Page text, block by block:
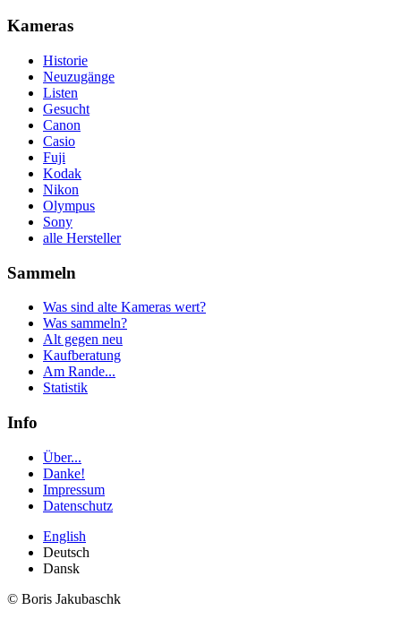
Kameras
Historie
Neuzugänge
Listen
Gesucht
Canon
Casio
Fuji
Kodak
Nikon
Olympus
Sony
alle Hersteller
Sammeln
Was sind alte Kameras wert?
Was sammeln?
Alt gegen neu
Kaufberatung
Am Rande...
Statistik
Info
Über...
Danke!
Impressum
Datenschutz
English
Deutsch
Dansk
© Boris Jakubaschk